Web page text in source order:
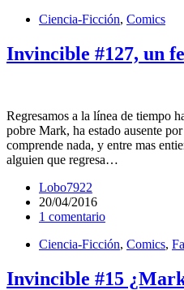
Ciencia-Ficción, Comics
Invincible #127, un
Regresamos a la línea de tiempo
pobre Mark, ha estado ausente
comprende nada, y entre mas
alguien que regresa…
Lobo7922
20/04/2016
1 comentario
Ciencia-Ficción, Comics,
Invincible #15 ¿Mark